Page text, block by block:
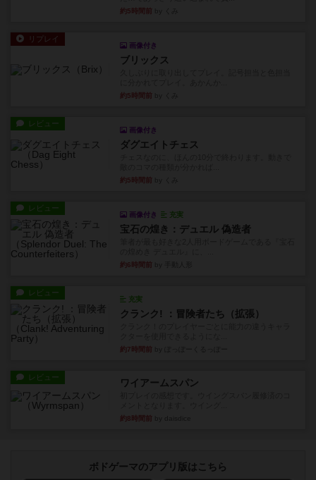
約5時間前
リプレイ
画像付き
ブリックス
約5時間前
レビュー
画像付き
ダグエイトチェス
約5時間前
レビュー
画像付き 充実
宝石の煌き：デュエル 偽造者
約6時間前
レビュー
充実
クランク! ：冒険者たち（拡張）
約7時間前
レビュー ワイアームスパン
約8時間前
ボドゲーマのアプリ版はこちら